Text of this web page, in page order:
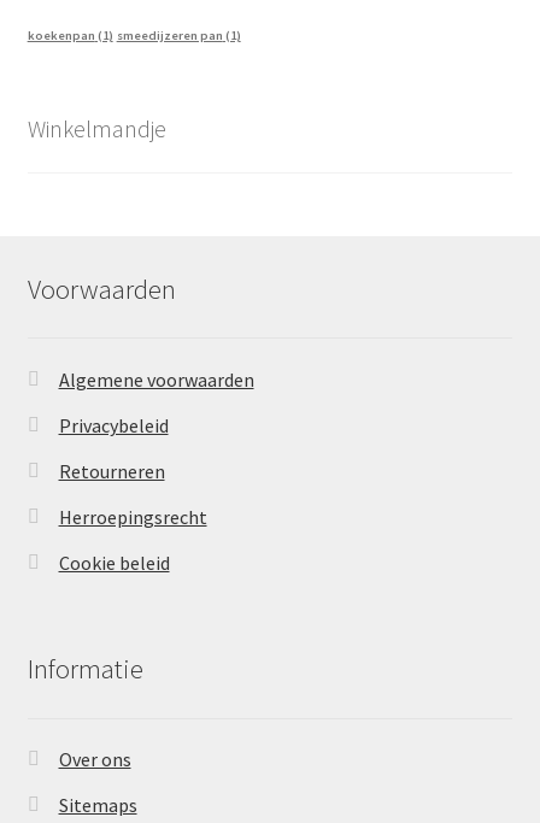
koekenpan (1) smeedijzeren pan (1)
Winkelmandje
Voorwaarden
Algemene voorwaarden
Privacybeleid
Retourneren
Herroepingsrecht
Cookie beleid
Informatie
Over ons
Sitemaps